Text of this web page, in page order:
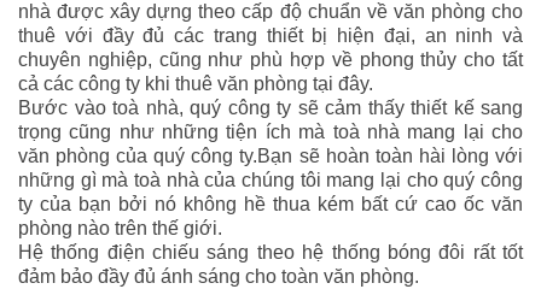
nhà được xây dựng theo cấp độ chuẩn về văn phòng cho
thuê với đầy đủ các trang thiết bị hiện đại, an ninh và
chuyên nghiệp, cũng như phù hợp về phong thủy cho tất
cả các công ty khi thuê văn phòng tại đây.
Bước vào toà nhà, quý công ty sẽ cảm thấy thiết kế sang
trọng cũng như những tiện ích mà toà nhà mang lại cho
văn phòng của quý công ty.Bạn sẽ hoàn toàn hài lòng với
những gì mà toà nhà của chúng tôi mang lại cho quý công
ty của bạn bởi nó không hề thua kém bất cứ cao ốc văn
phòng nào trên thế giới.
Hệ thống điện chiếu sáng theo hệ thống bóng đôi rất tốt
đảm bảo đầy đủ ánh sáng cho toàn văn phòng.